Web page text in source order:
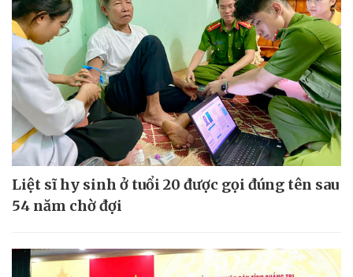
Liệt sĩ hy sinh ở tuổi 20 được gọi đúng tên sau
54 năm chờ đợi